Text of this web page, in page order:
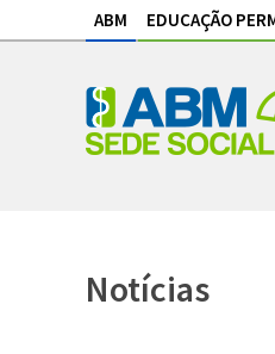
ABM EDUCAÇÃO
Notícias